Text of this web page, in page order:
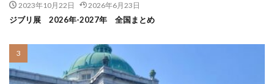
2023年10月22日 2026年6月23日
ジブリ展 2026年-2027年 全国まとめ